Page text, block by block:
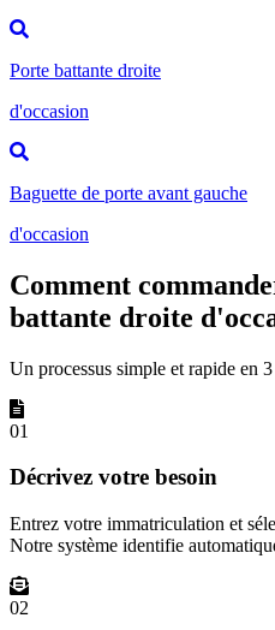
Porte battante droite
d'occasion
Baguette de porte avant gauche
d'occasion
Comment
battante droite
Un processus simple et rapide en 3
01
Décrivez votre besoin
Entrez votre immatriculation et
Notre système identifie
02